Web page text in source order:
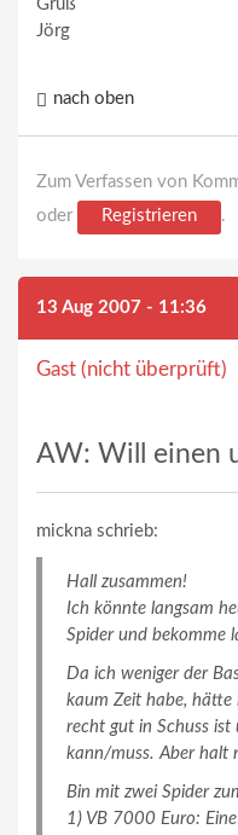
Gruß
Jörg
nach oben
Zum Verfassen von
oder
Registrieren .
13 Aug 2007 - 11:36
Gast (nicht überprüft)
AW: Will einen
mickna schrieb:
Hall zusammen!
Ich könnte langsam
Spider und bekomme
Da ich weniger der
kaum Zeit habe, hätte
recht gut in Schuss ist
kann/muss. Aber halt
Bin mit zwei Spider
1) VB 7000 Euro: